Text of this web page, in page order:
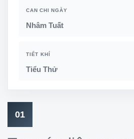
CAN CHI NGÀY
Nhâm Tuất
TIẾT KHÍ
Tiểu Thử
01